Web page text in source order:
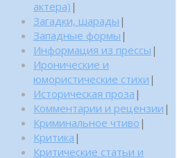
актера) |
Загадки, шарады |
Западные формы |
Информация из прессы |
Иронические и
юмористические стихи |
Историческая проза |
Комментарии и рецензии |
Криминальное чтиво |
Критика |
Критические статьи и